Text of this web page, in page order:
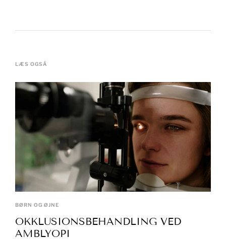
LÆS OGSÅ
BØRN OG ØJNE
OKKLUSIONSBEHANDLING VED
AMBLYOPI